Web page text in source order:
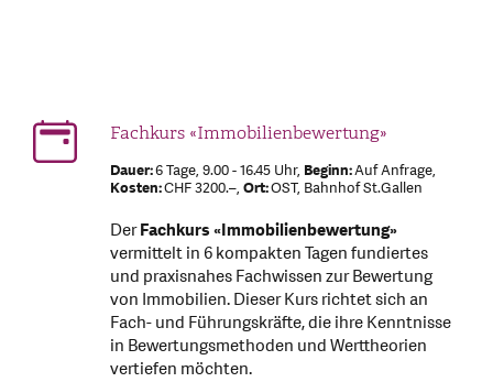
Fachkurs «Immobilienbewertung»
Dauer:6 Tage, 9.00 - 16.45 Uhr, Beginn:Auf Anfrage,
Kosten:CHF 3200.–, Ort:OST, Bahnhof St.Gallen
DerFachkurs «Immobilienbewertung»
vermittelt in 6 kompakten Tagen fundiertes
und praxisnahes Fachwissen zur Bewertung
von Immobilien. Dieser Kurs richtet sich an
Fach- und Führungskräfte, die ihre Kenntnisse
in Bewertungsmethoden und Werttheorien
vertiefen möchten.